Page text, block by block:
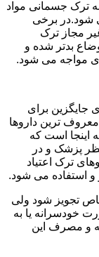
ترک جسمانی مواد
شود.در برخی
مجاز ترک
بدتر شده و
مواجه می شود.
جایگزین برای
ترین داروها
اینجا است که
پزشک و در
ترک اعتیاد
و استفاده می شود.
تجویز شود ولی
خودسرانه یا به
و مصرف این